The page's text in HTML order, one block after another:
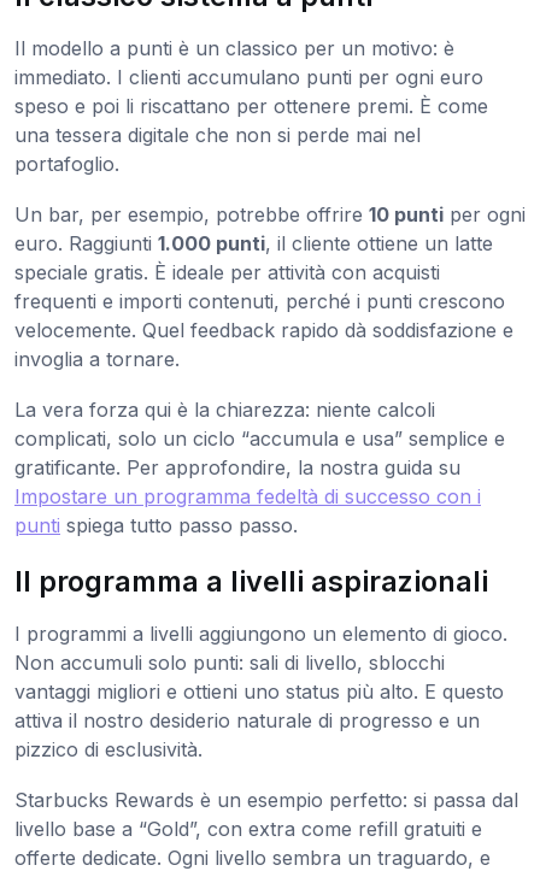
Il modello a punti è un classico per un motivo: è
immediato. I clienti accumulano punti per ogni euro
speso e poi li riscattano per ottenere premi. È come
una tessera digitale che non si perde mai nel
portafoglio.
Un bar, per esempio, potrebbe offrire 10 punti per ogni
euro. Raggiunti 1.000 punti, il cliente ottiene un latte
speciale gratis. È ideale per attività con acquisti
frequenti e importi contenuti, perché i punti crescono
velocemente. Quel feedback rapido dà soddisfazione e
invoglia a tornare.
La vera forza qui è la chiarezza: niente calcoli
complicati, solo un ciclo “accumula e usa” semplice e
gratificante. Per approfondire, la nostra guida su
Impostare un programma fedeltà di successo con i
punti spiega tutto passo passo.
Il programma a livelli aspirazionali
I programmi a livelli aggiungono un elemento di gioco.
Non accumuli solo punti: sali di livello, sblocchi
vantaggi migliori e ottieni uno status più alto. E questo
attiva il nostro desiderio naturale di progresso e un
pizzico di esclusività.
Starbucks Rewards è un esempio perfetto: si passa dal
livello base a “Gold”, con extra come refill gratuiti e
offerte dedicate. Ogni livello sembra un traguardo, e